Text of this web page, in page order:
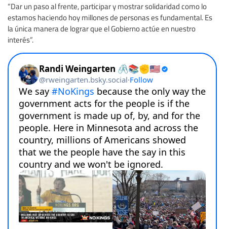
“Dar un paso al frente, participar y mostrar solidaridad como lo
estamos haciendo hoy millones de personas es fundamental. Es
la única manera de lograr que el Gobierno actúe en nuestro
interés”.